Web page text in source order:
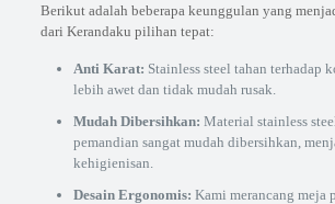
Berikut adalah beberapa keunggulan yang
dari Kerandaku pilihan tepat:
Anti Karat: Stainless steel tahan terhadap
lebih awet dan tidak mudah rusak.
Mudah Dibersihkan: Material stainless
pemandian sangat mudah dibersihkan,
kehigienisan.
Desain Ergonomis: Kami merancang meja